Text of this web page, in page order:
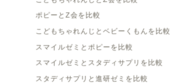
ポピーとZ会を比較
こどもちゃれんじとベビーくもんを比較
スマイルゼミとポピーを比較
スマイルゼミとスタディサプリを比較
スタディサプリと進研ゼミを比較